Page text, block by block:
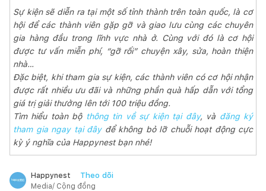
Sự kiện sẽ diễn ra tại một số tỉnh thành trên toàn quốc, là cơ
hội để các thành viên gặp gỡ và giao lưu cùng các chuyên
gia hàng đầu trong lĩnh vực nhà ở. Cùng với đó là cơ hội
được tư vấn miễn phí, “gỡ rối” chuyện xây, sửa, hoàn thiện
nhà…
Đặc biệt, khi tham gia sự kiện, các thành viên có cơ hội nhận
được rất nhiều ưu đãi và những phần quà hấp dẫn với tổng
giá trị giải thưởng lên tới 100 triệu đồng.
Tìm hiểu toàn bộ thông tin về sự kiện tại đây, và đăng ký
tham gia ngay tại đâyđể không bỏ lỡ chuỗi hoạt động cực
kỳ ý nghĩa của Happynest bạn nhé!
Happynest Theo dõi
Media/ Cộng đồng